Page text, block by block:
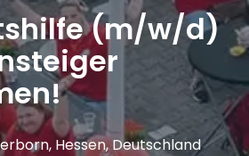
(m/w/d)
, Hessen, Deutschland